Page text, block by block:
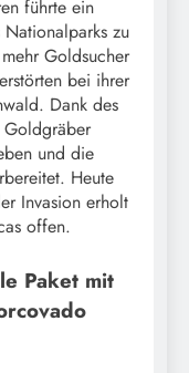
führte ein
zu
Goldsucher
bei ihrer
Dank des
Goldgräber
und die
Heute
Invasion erholt
offen.
Paket mit